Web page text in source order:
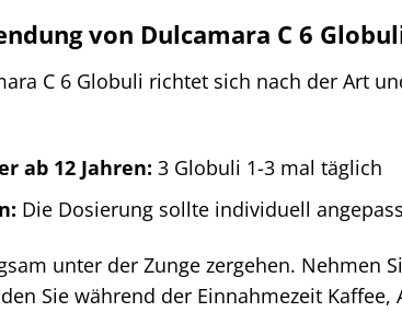
von Dulcamara C 6
C 6 Globuli richtet sich nach der Art
ab 12 Jahren: 3 Globuli 1-3 mal täglich
Die Dosierung sollte individuell
unter der Zunge zergehen. Nehmen
Sie während der Einnahmezeit